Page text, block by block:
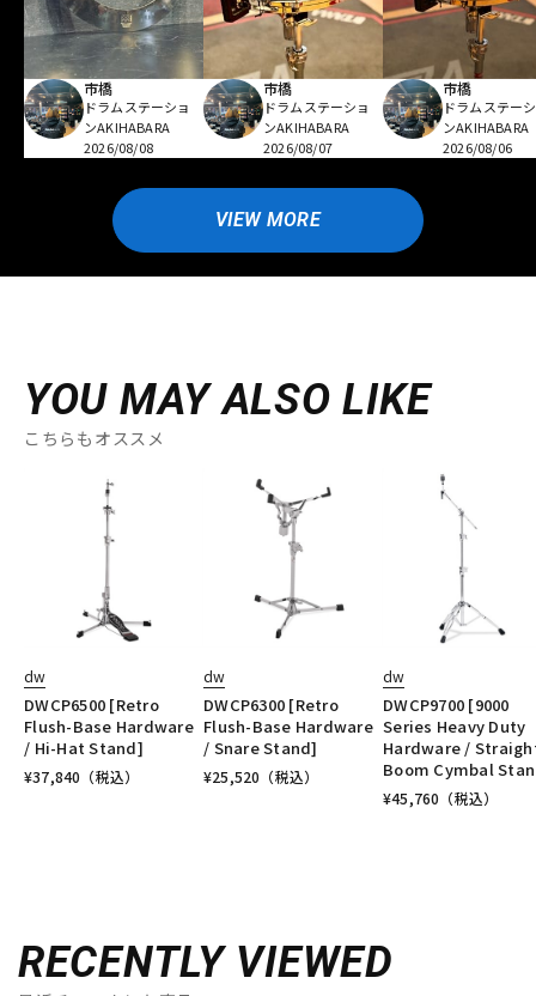
市橋
ドラムステーショ
ンAKIHABARA
2026/08/08
市橋
ドラムステーショ
ンAKIHABARA
2026/08/07
市橋
ドラムステー
ンAKIHABARA
2026/08/06
VIEW MORE
YOU MAY ALSO LIKE
こちらもオススメ
dw
DWCP6500 [Retro
Flush-Base Hardware
/ Hi-Hat Stand]
¥37,840 （税込）
dw
DWCP6300 [Retro
Flush-Base Hardware
/ Snare Stand]
¥25,520 （税込）
dw
DWCP9700 [9000
Series Heavy Duty
Hardware /
Boom Cymbal
¥45,760 （税込）
RECENTLY VIEWED